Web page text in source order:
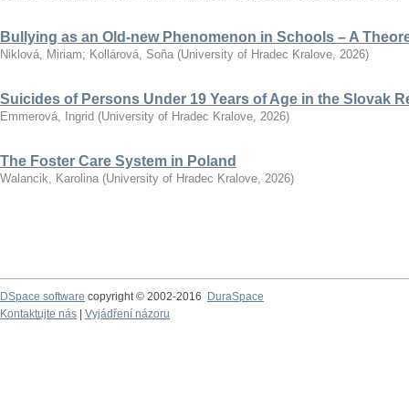
Bullying as an Old-new Phenomenon in Schools – A
Niklová, Miriam; Kollárová, Soňa (University of Hradec Kralove, 2026)
Suicides of Persons Under 19 Years of Age in the Slovak
Emmerová, Ingrid (University of Hradec Kralove, 2026)
The Foster Care System in Poland
Walancik, Karolina (University of Hradec Kralove, 2026)
DSpace software copyright © 2002-2016
DuraSpace
Kontaktujte nás
Vyjádření názoru